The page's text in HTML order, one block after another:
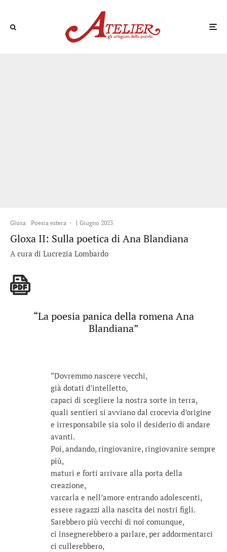
Gloxa Poesia estera · 1 Giugno 2023
Gloxa II: Sulla poetica di Ana Blandiana
A cura di Lucrezia Lombardo
“La poesia panica della romena Ana
Blandiana”
“Dovremmo nascere vecchi,
già dotati d’intelletto,
capaci di scegliere la nostra sorte in terra,
quali sentieri si avviano dal crocevia d’origine
e irresponsabile sia solo il desiderio di andare
avanti.
Poi, andando, ringiovanire, ringiovanire sempre
più,
maturi e forti arrivare alla porta della
creazione,
varcarla e nell’amore entrando adolescenti,
essere ragazzi alla nascita dei nostri figli.
Sarebbero più vecchi di noi comunque,
ci insegnerebbero a parlare, per addormentarci
ci cullerebbero,